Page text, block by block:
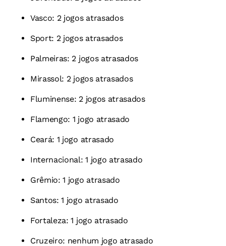
Vasco: 2 jogos atrasados
Sport: 2 jogos atrasados
Palmeiras: 2 jogos atrasados
Mirassol: 2 jogos atrasados
Fluminense: 2 jogos atrasados
Flamengo: 1 jogo atrasado
Ceará: 1 jogo atrasado
Internacional: 1 jogo atrasado
Grêmio: 1 jogo atrasado
Santos: 1 jogo atrasado
Fortaleza: 1 jogo atrasado
Cruzeiro: nenhum jogo atrasado